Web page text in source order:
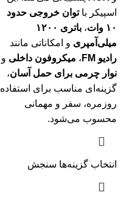
اسپیکر باتوان خروجی حدود
۱۰ وات
،
باتری ۱۲۰۰
میلی‌آمپری و امکاناتی مانند
رادیو FM
، میکروفون داخلی و
نوار چرمی برای حمل آسان،
گزینه‌ای مناسب برای استفاده
روزمره، سفر و مهمانی
محسوب می‌شود.
انتخاب گزینه‌ها سنجش